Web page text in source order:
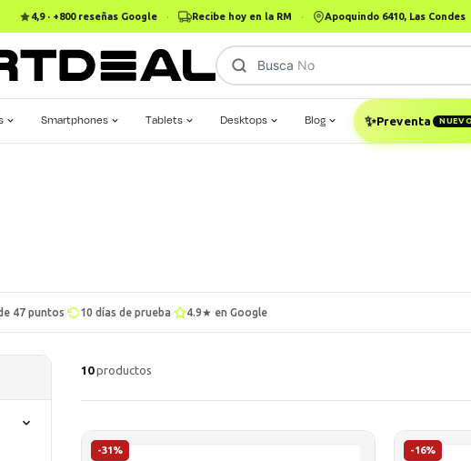
4,9 · +800 reseñas Google · Recibe hoy en la RM · Apoquindo 6410, Las Condes
Busca Notebook Gam
Smartphones Tablets Desktops Blog ✨Preventa NUEVO
47 puntos 10 días de prueba 4.9★ en Google
10productos
-31% -16%